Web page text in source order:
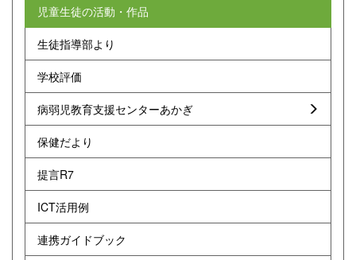
児童生徒の活動・作品
生徒指導部より
学校評価
病弱児教育支援センターあかぎ
保健だより
提言R7
ICT活用例
連携ガイドブック